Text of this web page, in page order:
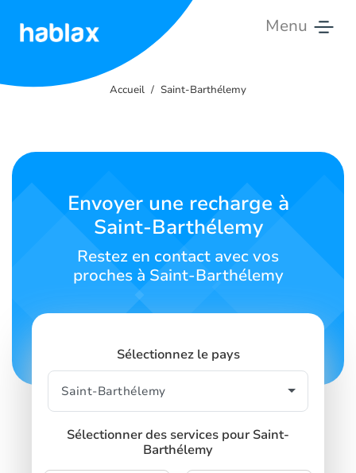
Menu
Contactez-
nous
SIGN IN
Accueil Saint-Barthélemy
Envoyer une recharge à
Saint-Barthélemy
Restez en contact avec vos
proches à Saint-Barthélemy
Sélectionnez le pays
Sélectionner des services pour Saint-
Barthélemy